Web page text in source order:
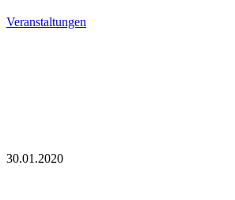
Veranstaltungen
30.01.2020